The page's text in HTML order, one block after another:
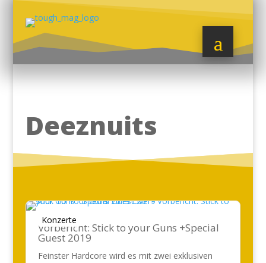
Deeznuits
Konzerte
Vorbericht: Stick to your Guns +Special
Guest 2019
Feinster Hardcore wird es mit zwei exklusiven